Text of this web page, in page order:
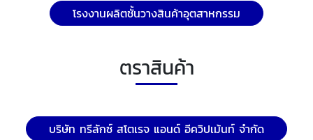
โรงงานผลิตชั้นวางสินค้าอุตสาหกรรม
ตราสินค้า
บริษัท ทรีลักซ์ สโตเรจ แอนด์ อีควิปเม้นท์ จำกัด